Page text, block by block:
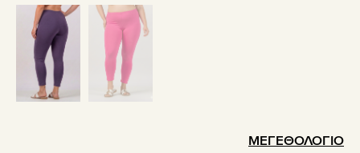
ΜΕΓΕΘΟΛΟΓΙΟ